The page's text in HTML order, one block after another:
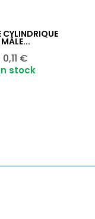
CYLINDRIQUE
MÂLE...
Prix
0,11 €
stock